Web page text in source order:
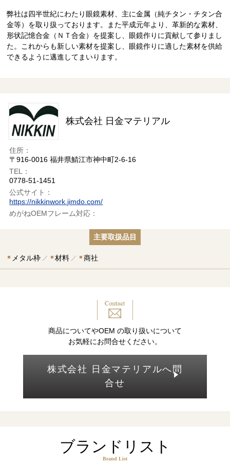
弊社は四半世紀にわたり眼鏡素材、主に金属（純チタン・チタン合
金等）を取り扱っております。また平成元年より、革新的な素材、
形状記憶合金（ＮＴ合金）を提案し、眼鏡作りに貢献して参りまし
た。これからも新しい素材を提案し、眼鏡作りに適した素材を供給
できるように邁進してまいります。
株式会社 日金マテリアル
住所：
〒916-0016 福井県鯖江市神中町2-6-16
TEL：
0778-51-1451
公式サイト：
https://nikkinwork.jimdo.com/
めがねOEMフレーム対応：
主要取扱品目
メタル枠 材料 商社
商品についてやOEM の取り扱いについて
お気軽にお問合せください。
株式会社 日金マテリアルへ問
合せ
ブランドリスト
Brand List